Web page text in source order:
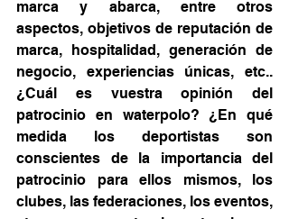
marca y abarca, entre otros
aspectos, objetivos de reputación de
marca, hospitalidad, generación de
negocio, experiencias únicas, etc..
¿Cuál es vuestra opinión del
patrocinio en waterpolo? ¿En qué
medida los deportistas son
conscientes de la importancia del
patrocinio para ellos mismos, los
clubes, las federaciones, los eventos,